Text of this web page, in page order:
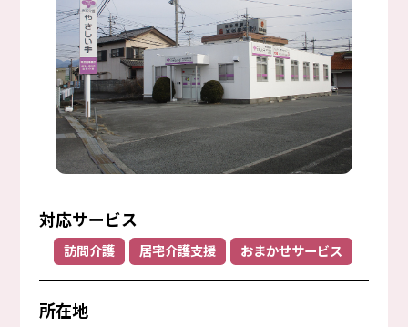
対応サービス
訪問介護 居宅介護支援 おまかせサービス
所在地